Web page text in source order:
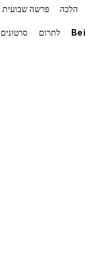
פרשה שבועית הלכה
סרטונים לתרום